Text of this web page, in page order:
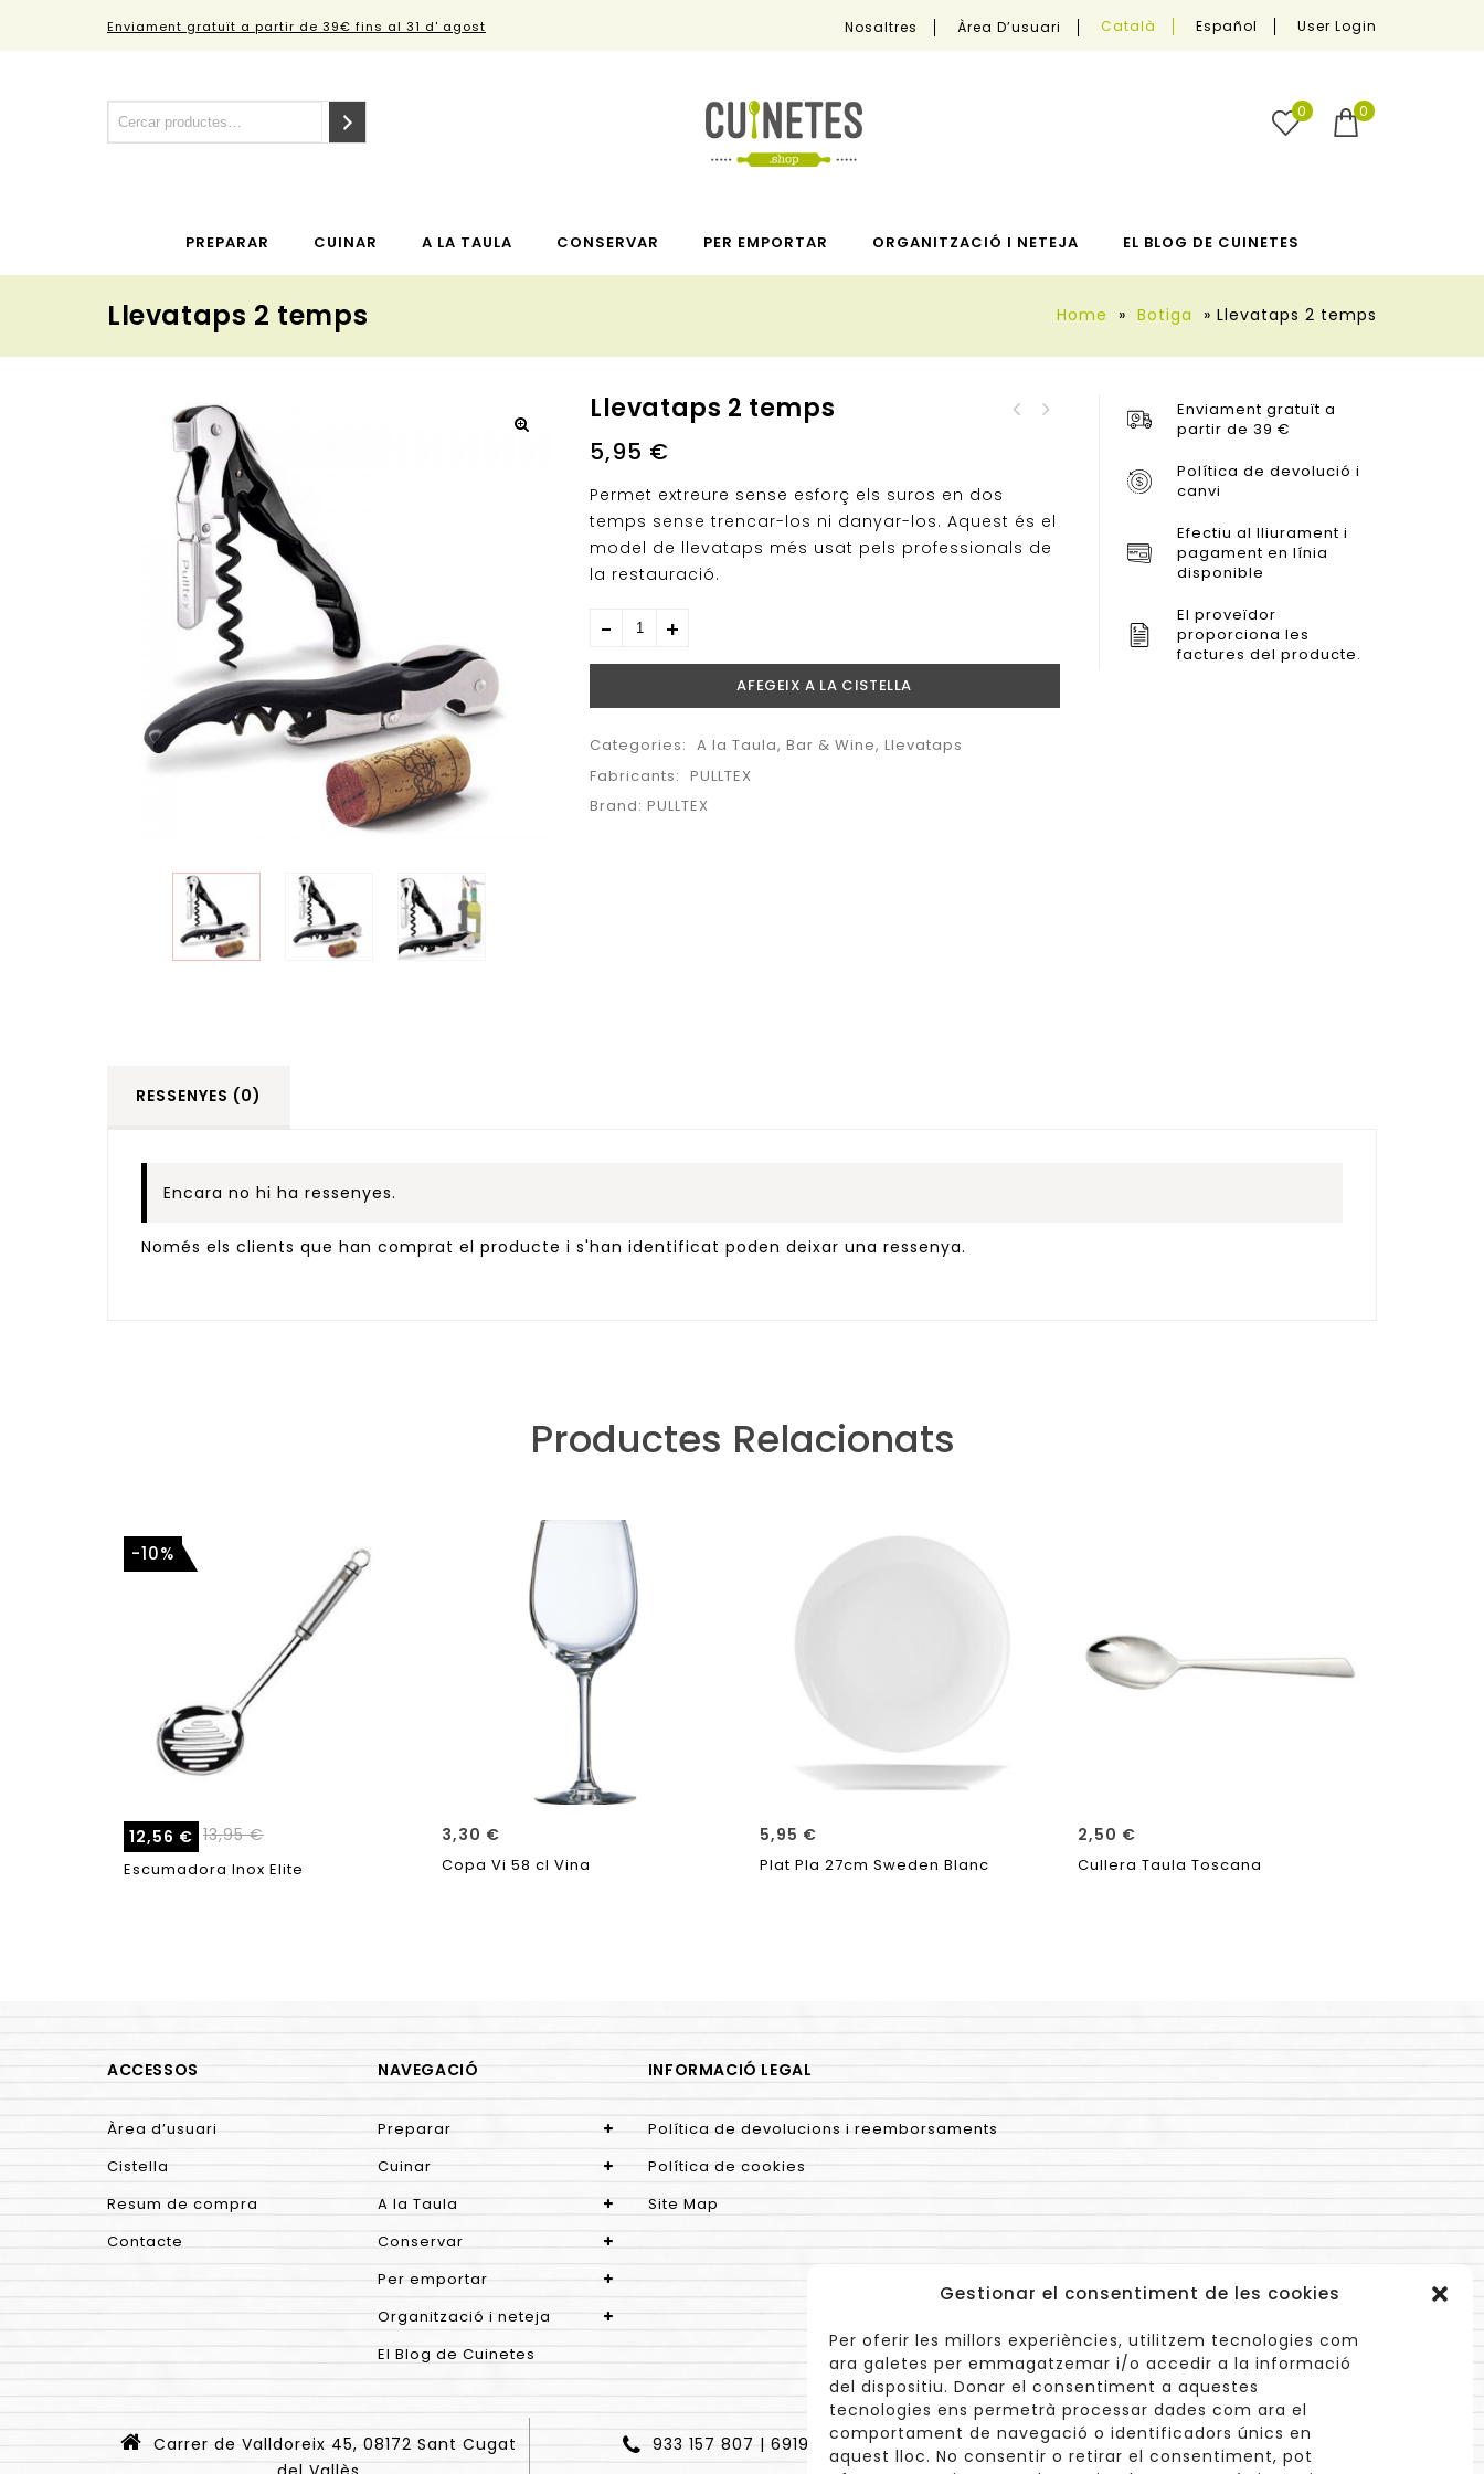
Gestionar el consentiment de les cookies
Per oferir les millors experiències, utilitzem tecnologies com
ara galetes per emmagatzemar i/o accedir a la informació
del dispositiu. Donar el consentiment a aquestes
tecnologies ens permetrà processar dades com ara el
comportament de navegació o identificadors únics en
aquest lloc. No consentir o retirar el consentiment, pot
Enviament gratuït a partir de 39€ fins al 31 d' agost Nosaltres Àrea D’usuari Català Español User Login
0
0
PREPARAR CUINAR A LA TAULA CONSERVAR PER EMPORTAR ORGANITZACIÓ I NETEJA EL BLOG DE CUINETES
Llevataps 2 temps Home » Botiga » Llevataps 2 temps
Llevataps 2 temps
5,95 €
Permet extreure sense esforç els suros en dos
temps sense trencar-los ni danyar-los. Aquest és el
model de llevataps més usat pels professionals de
la restauració.
AFEGEIX A LA CISTELLA
Categories: A la Taula, Bar & Wine, Llevataps
Fabricants: PULLTEX
Brand: PULLTEX
Enviament gratuït a
partir de 39 €
Política de devolució i
canvi
Efectiu al lliurament i
pagament en línia
disponible
El proveïdor
proporciona les
factures del producte.
RESSENYES (0)
Encara no hi ha ressenyes.
Només els clients que han comprat el producte i s'han identificat poden deixar una ressenya.
Productes Relacionats
-10%
13,95€
12,56 €
Escumadora Inox Elite
3,30 €
Copa Vi 58 cl Vina
5,95 €
Plat Pla 27cm Sweden Blanc
2,50 €
Cullera Taula Toscana
ACCESSOS
Àrea d’usuari
Cistella
Resum de compra
Contacte
NAVEGACIÓ
Preparar
Cuinar
A la Taula
Conservar
Per emportar
Organització i neteja
El Blog de Cuinetes
INFORMACIÓ LEGAL
Política de devolucions i reemborsaments
Política de cookies
Site Map
Carrer de Valldoreix 45, 08172 Sant Cugat
933 157 807 | 691967537 info@cuinetes.shop